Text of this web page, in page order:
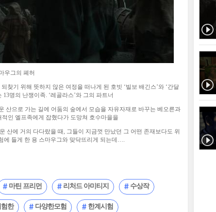
우그의 폐허
찾기 위해 뜻하지 않은 여정을 떠나게 된 호빗 ‘빌보 배긴스’와 ‘간달
13명의 난쟁이족. ‘레골라스’와 그의 파트너
산으로 가는 길에 어둠의 숲에서 모습을 자유자재로 바꾸는 베오른과
인 엘프족에게 잡혔다가 도망쳐 호수마을을
산에 거의 다다랐을 때, 그들이 지금껏 만났던 그 어떤 존재보다도 위
에 들게 한 용 스마우그와 맞닥뜨리게 되는데….
마틴 프리먼 리처드 아미티지 수상작
험한 다양한모험 한계시험